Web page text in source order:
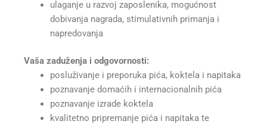
ulaganje u razvoj zaposlenika, mogućnost
dobivanja nagrada, stimulativnih primanja i
napredovanja
Vaša zaduženja i odgovornosti:
posluživanje i preporuka pića, koktela i napitaka
poznavanje domaćih i internacionalnih pića
poznavanje izrade koktela
kvalitetno pripremanje pića i napitaka te